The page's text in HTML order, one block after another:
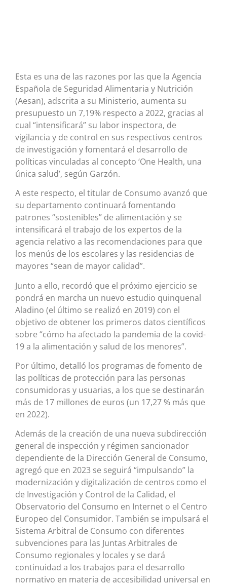
Esta es una de las razones por las que la Agencia
Española de Seguridad Alimentaria y Nutrición
(Aesan), adscrita a su Ministerio, aumenta su
presupuesto un 7,19% respecto a 2022, gracias al
cual “intensificará” su labor inspectora, de
vigilancia y de control en sus respectivos centros
de investigación y fomentará el desarrollo de
políticas vinculadas al concepto ‘One Health, una
única salud’, según Garzón.
A este respecto, el titular de Consumo avanzó que
su departamento continuará fomentando
patrones “sostenibles” de alimentación y se
intensificará el trabajo de los expertos de la
agencia relativo a las recomendaciones para que
los menús de los escolares y las residencias de
mayores “sean de mayor calidad”.
Junto a ello, recordó que el próximo ejercicio se
pondrá en marcha un nuevo estudio quinquenal
Aladino (el último se realizó en 2019) con el
objetivo de obtener los primeros datos científicos
sobre “cómo ha afectado la pandemia de la covid-
19 a la alimentación y salud de los menores”.
Por último, detalló los programas de fomento de
las políticas de protección para las personas
consumidoras y usuarias, a los que se destinarán
más de 17 millones de euros (un 17,27 % más que
en 2022).
Además de la creación de una nueva subdirección
general de inspección y régimen sancionador
dependiente de la Dirección General de Consumo,
agregó que en 2023 se seguirá “impulsando” la
modernización y digitalización de centros como el
de Investigación y Control de la Calidad, el
Observatorio del Consumo en Internet o el Centro
Europeo del Consumidor. También se impulsará el
Sistema Arbitral de Consumo con diferentes
subvenciones para las Juntas Arbitrales de
Consumo regionales y locales y se dará
continuidad a los trabajos para el desarrollo
normativo en materia de accesibilidad universal en